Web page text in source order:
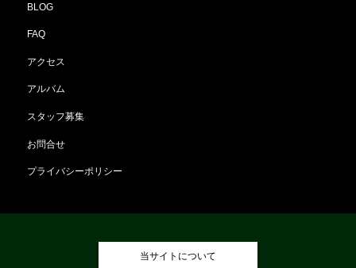
BLOG
FAQ
アクセス
アルバム
スタッフ募集
お問合せ
プライバシーポリシー
当サイトについて